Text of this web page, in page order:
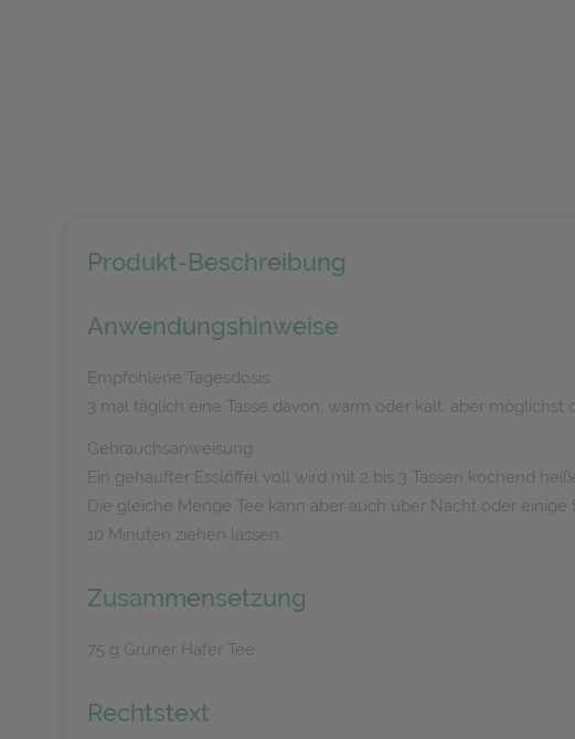
Produkt-Beschreibung
Anwendungshinweise
Empfohlene Tagesdosis:
3 mal täglich eine Tasse davon, warm oder kalt, aber möglichst
Gebrauchsanweisung:
Ein gehäufter Esslöffel voll wird mit 2 bis 3 Tassen kochend
Die gleiche Menge Tee kann aber auch über Nacht oder
10 Minuten ziehen lassen.
Zusammensetzung
75 g Grüner Hafer Tee
Rechtstext